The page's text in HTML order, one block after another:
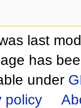
last
has
under
policy